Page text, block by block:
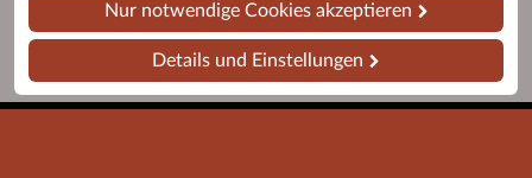
Nur notwendige Cookies akzeptieren
Details und Einstellungen